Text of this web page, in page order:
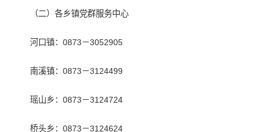
（二）各乡镇党群服务中心
河口镇：0873－3052905
南溪镇：0873－3124499
瑶山乡：0873－3124724
桥头乡：0873－3124624